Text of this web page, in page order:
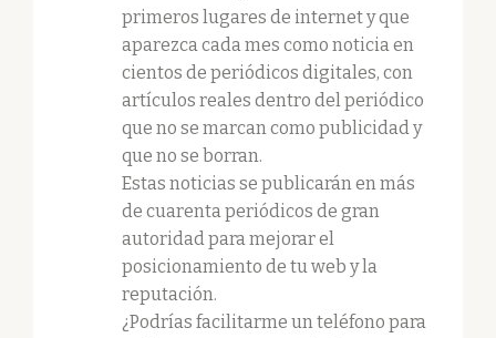
primeros lugares de internet y que
aparezca cada mes como noticia en
cientos de periódicos digitales, con
artículos reales dentro del periódico
que no se marcan como publicidad y
que no se borran.
Estas noticias se publicarán en más
de cuarenta periódicos de gran
autoridad para mejorar el
posicionamiento de tu web y la
reputación.
¿Podrías facilitarme un teléfono para